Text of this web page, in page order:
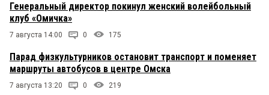
Генеральный директор покинул женский волейбольный
клуб «Омичка»
7 августа 14:00 0 175
Парад физкультурников остановит транспорт и поменяет
маршруты автобусов в центре Омска
7 августа 13:20 0 219